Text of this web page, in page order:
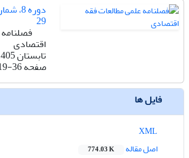
29
اقتصادی
تابستان 1405
صفحه36
فایل ها
اصل مقاله
774.03 K